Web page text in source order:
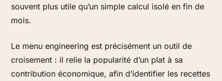
souvent plus utile qu’un simple calcul isolé en fin de
mois.
Le menu engineering est précisément un outil de
croisement : il relie la popularité d’un plat à sa
contribution économique, afin d’identifier les recettes